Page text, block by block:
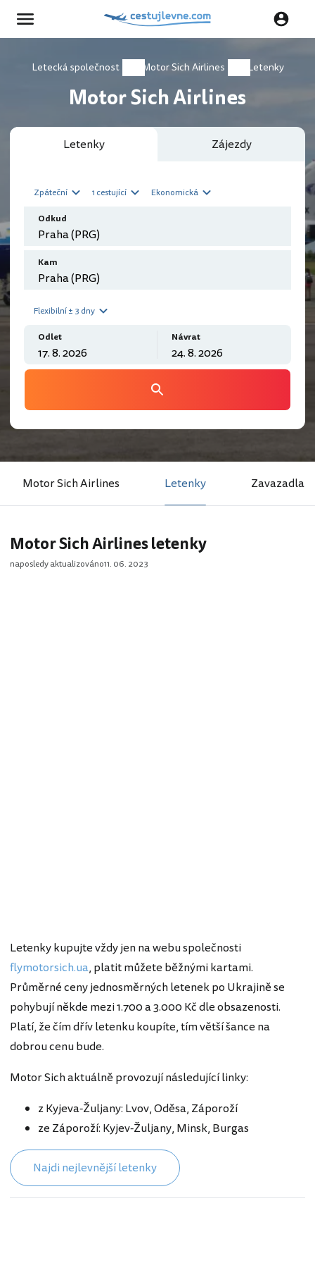
Letecká společnost Motor Sich Airlines Letenky
Motor Sich Airlines
Letenky Zájezdy
Zpáteční 1 cestující Ekonomická
Odkud
Kam
Flexibilní ± 3 dny
Odlet Návrat
Motor Sich Airlines Letenky Zavazadla
Motor Sich Airlines letenky
naposledy aktualizováno11. 06. 2023
Letenky kupujte vždy jen na webu společnosti
flymotorsich.ua, platit můžete běžnými kartami.
Průměrné ceny jednosměrných letenek po Ukrajině se
pohybují někde mezi 1.700 a 3.000 Kč dle obsazenosti.
Platí, že čím dřív letenku koupíte, tím větší šance na
dobrou cenu bude.
Motor Sich aktuálně provozují následující linky:
z Kyjeva-Žuljany: Lvov, Oděsa, Záporoží
ze Záporoží: Kyjev-Žuljany, Minsk, Burgas
Najdi nejlevnější letenky